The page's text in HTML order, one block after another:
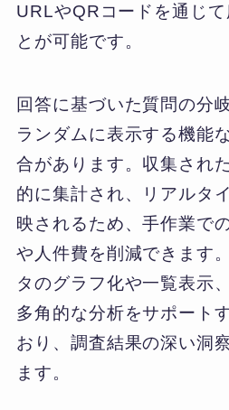
URLやQRコードを通じ
とが可能です。
回答に基づいた質問の分
ランダムに表示する機能
合があります。収集され
的に集計され、リアルタ
映されるため、手作業で
や人件費を削減できます
タのグラフ化や一覧表示
多角的な分析をサポート
おり、調査結果の深い洞
ます。